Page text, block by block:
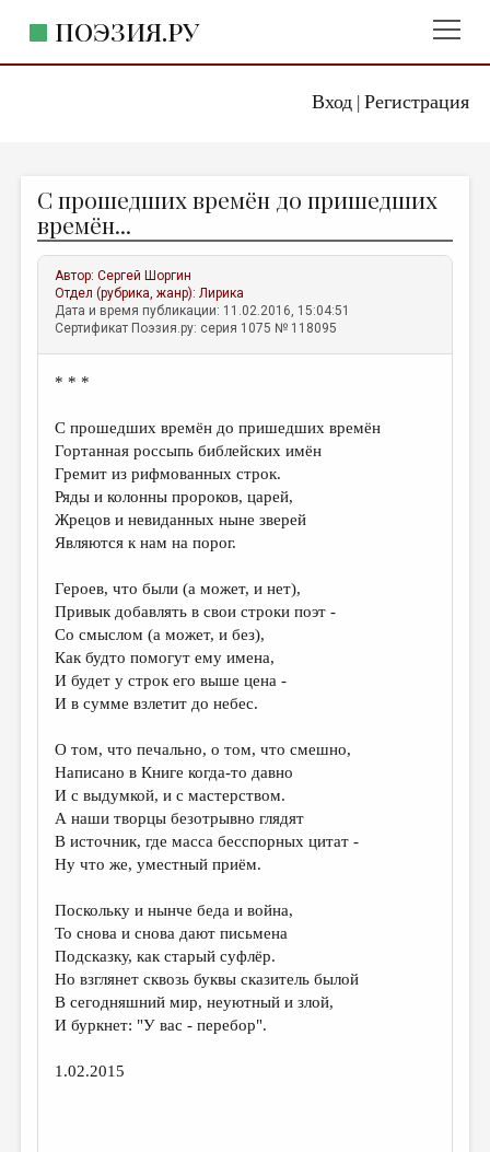
Вход| Регистрация
ПОЭЗИЯ.РУ
ЖАНРЫ
АВТОРЫ
КОММЕНТАРИИ
ЛИТСАЛОН
ОТДЕЛЫ И РУБРИКИ
ИЗБРАННОЕ
ДАЙДЖЕСТ
ПЕРЕВОДЫ
КОНКУРСЫ
ДЕТСКАЯ КОМНАТА
КНИЖНАЯ ПОЛКА
ОБЗОР ЛИТЕРАТУРЫ
СТРАНИЦЫ ПАМЯТИ
ОБЪЯВЛЕНИЯ
КОЛОНКА РЕДАКТОРА
РЕДКОЛЛЕГИЯ
ОТ РЕДАКЦИИ
МАЛАЯ ПРОЗА
ЭССЕИСТИКА
ЛИТЕРАТУРОВЕДЕНИЕ
С прошедших времён до пришедших
времён...
Автор:Сергей Шоргин
Отдел (рубрика, жанр):Лирика
Дата и время публикации: 11.02.2016, 15:04:51
Сертификат Поэзия.ру: серия 1075 № 118095
* * *
С прошедших времён до пришедших времён
Гортанная россыпь библейских имён
Гремит из рифмованных строк.
Ряды и колонны пророков, царей,
Жрецов и невиданных ныне зверей
Являются к нам на порог.
Героев, что были (а может, и нет),
Привык добавлять в свои строки поэт -
Со смыслом (а может, и без),
Как будто помогут ему имена,
И будет у строк его выше цена -
И в сумме взлетит до небес.
О том, что печально, о том, что смешно,
Написано в Книге когда-то давно
И с выдумкой, и с мастерством.
А наши творцы безотрывно глядят
В источник, где масса бесспорных цитат -
Ну что же, уместный приём.
Поскольку и нынче беда и война,
То снова и снова дают письмена
Подсказку, как старый суфлёр.
Но взглянет сквозь буквы сказитель былой
В сегодняшний мир, неуютный и злой,
И буркнет: "У вас - перебор".
1.02.2015